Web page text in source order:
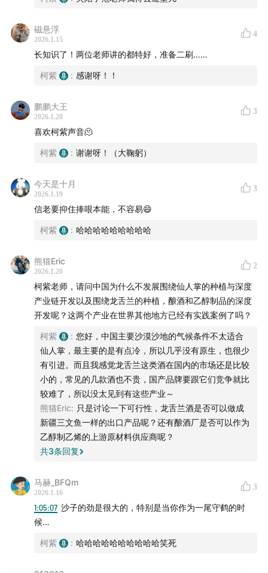
/一些配图/
沙漠湖泊
沙棘（大果）
磁悬浮
2026.1.15
4
长知识了！两位老师讲的都特好，准备二刷……
柯紫 : 感谢呀！！
鹏鹏大王
2026.1.20
3
喜欢柯紫声音🫠
柯紫 : 谢谢呀！（大鞠躬）
今天是十月
2026.1.19
3
信老要抑住捧哏本能，不容易😄
柯紫 : 哈哈哈哈哈哈哈哈哈
熊猫Eric
2026.1.20
2
柯紫老师，请问中国为什么不发展围绕仙人掌的种植与深度
产业链开发以及围绕龙舌兰的种植，酿酒和乙醇制品的深度
开发呢？这两个产业在世界其他地方已经有实践案例了吗？
柯紫 : 您好，中国主要沙漠沙地的气候条件不太适合
仙人掌，最主要的是有点冷，所以几乎没有原生，也很少
有引进。而且我感觉龙舌兰这类酒在国内的市场还是比较
小的，常见的几款酒也不贵，国产品牌要跟它们竞争就比
较难了，所以没太见到有这些产业～
熊猫Eric: 只是讨论一下可行性，龙舌兰酒是否可以做成
新疆三文鱼一样的出口产品呢？还有酿酒厂是否可以作为
乙醇制乙烯的上游原材料供应商呢？
共3条回复
马赫_BFQm
2026.1.16
3
1:05:07 沙子的劲是很大的，特别是当你作为一尾守鹤的时
候…
柯紫 : 哈哈哈哈哈哈哈哈哈哈笑死